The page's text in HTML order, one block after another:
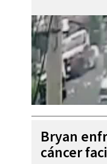
Bryan
cáncer